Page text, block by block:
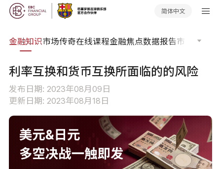
简体中文
金融知识市场传奇在线课程金融焦点数据报告市场分析
利率互换和货币互换所面临的的风险
发布日期: 2023年08月09日
更新日期: 2023年08月18日